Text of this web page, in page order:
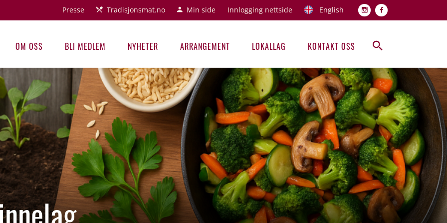
Topp
Presse Tradisjonsmat.no Min side Innlogging nettside English
Hovedmeny
OM OSS BLI MEDLEM NYHETER ARRANGEMENT LOKALLAG KONTAKT OSS